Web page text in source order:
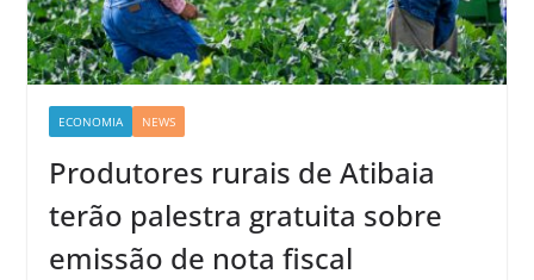
ECONOMIA NEWS
Produtores rurais de Atibaia
terão palestra gratuita sobre
emissão de nota fiscal